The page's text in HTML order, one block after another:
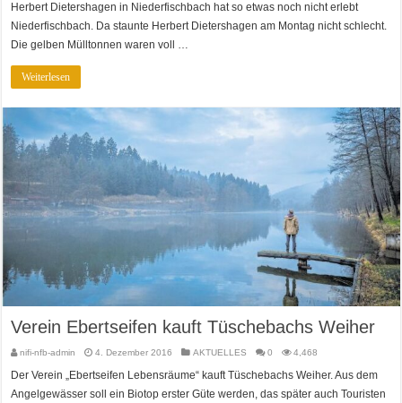
Herbert Dietershagen in Niederfischbach hat so etwas noch nicht erlebt
Niederfischbach. Da staunte Herbert Dietershagen am Montag nicht schlecht.
Die gelben Mülltonnen waren voll …
Weiterlesen
Verein Ebertseifen kauft Tüschebachs Weiher
nifi-nfb-admin 4. Dezember 2016 AKTUELLES 0 4,468
Der Verein „Ebertseifen Lebensräume“ kauft Tüschebachs Weiher. Aus dem
Angelgewässer soll ein Biotop erster Güte werden, das später auch Touristen